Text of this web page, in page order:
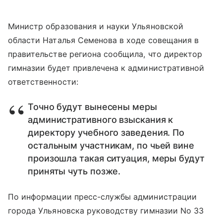
Министр образования и науки Ульяновской
области Наталья Семенова в ходе совещания в
правительстве региона сообщила, что директор
гимназии будет привлечена к административной
ответственности:
Точно будут вынесены меры
административного взыскания к
директору учебного заведения. По
остальным участникам, по чьей вине
произошла такая ситуация, меры будут
приняты чуть позже.
По информации пресс-службы администрации
города Ульяновска руководству гимназии No 33